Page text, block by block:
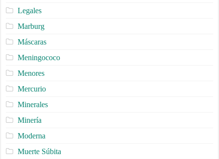
Legales
Marburg
Máscaras
Meningococo
Menores
Mercurio
Minerales
Minería
Moderna
Muerte Súbita